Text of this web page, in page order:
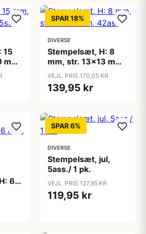
15
SPAR 18%
DIVERSE
Stempelsæt, H: 8
mm, str. 13x13 mm,
42ass.
VEJL. PRIS 170,05 KR
139,95 kr
6
SPAR 6%
DIVERSE
Stempelsæt, jul,
5ass./ 1 pk.
VEJL. PRIS 127,95 KR
119,95 kr